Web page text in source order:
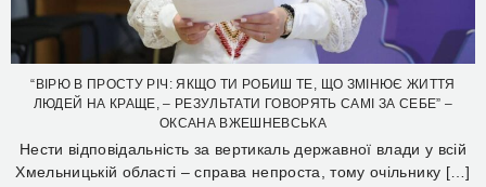
“ВІРЮ В ПРОСТУ РІЧ: ЯКЩО ТИ РОБИШ ТЕ, ЩО ЗМІНЮЄ ЖИТТЯ
ЛЮДЕЙ НА КРАЩЕ, – РЕЗУЛЬТАТИ ГОВОРЯТЬ САМІ ЗА СЕБЕ” –
ОКСАНА ВЖЕШНЕВСЬКА
Нести відповідальність за вертикаль державної влади у всій
Хмельницькій області – справа непроста, тому очільнику […]